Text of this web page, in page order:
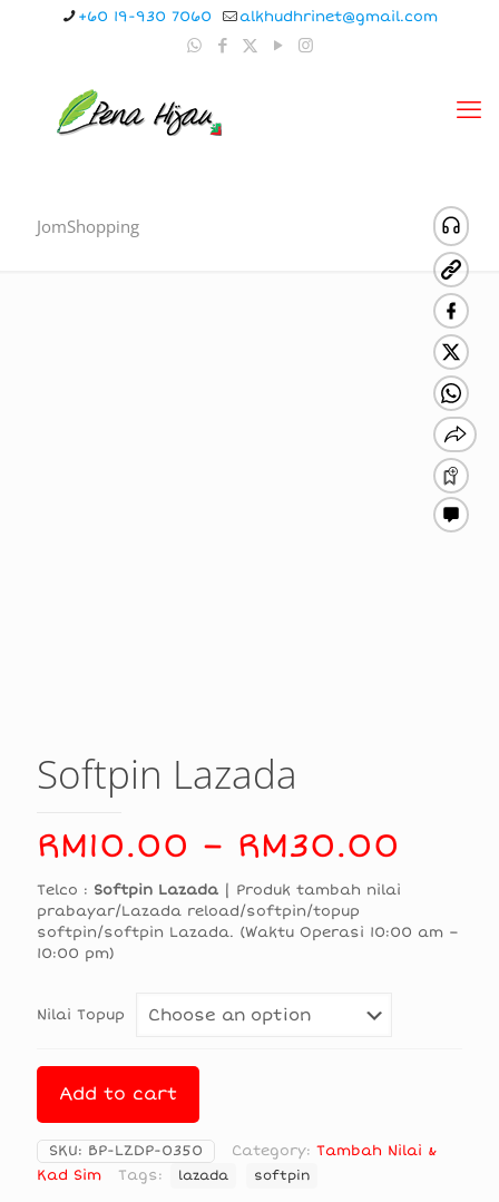
+60 19-930 7060 alkhudhrinet@gmail.com
JomShopping
Softpin Lazada
RM10.00 – RM30.00
Telco : Softpin Lazada | Produk tambah nilai
prabayar/Lazada reload/softpin/topup
softpin/softpin Lazada. (Waktu Operasi 10:00 am –
10:00 pm)
Nilai Topup
Add to cart
SKU: BP-LZDP-0350 Category: Tambah Nilai &
Kad Sim
Tags: lazada softpin